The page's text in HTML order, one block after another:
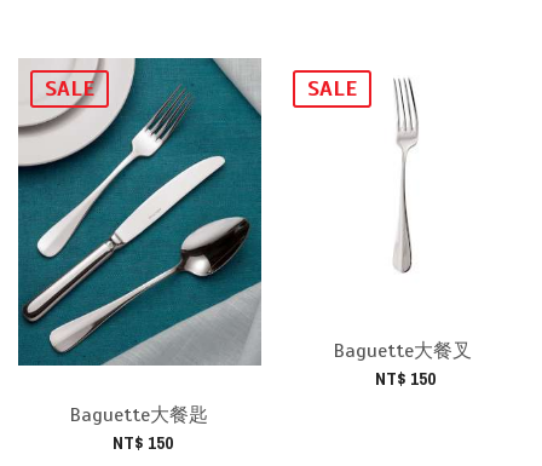
SALE
Baguette大餐匙
NT$ 150
SALE
Baguette大餐叉
NT$ 150